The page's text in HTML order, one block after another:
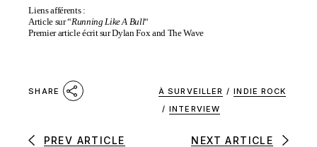
Liens afférents :
Article sur “Running Like A Bull“
Premier article écrit sur Dylan Fox and The Wave
SHARE À SURVEILLER / INDIE ROCK
/ INTERVIEW
PREV ARTICLE NEXT ARTICLE